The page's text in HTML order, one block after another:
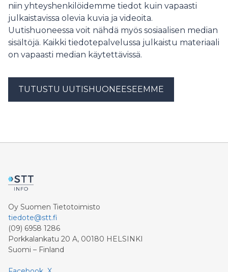
niin yhteyshenkilöidemme tiedot kuin vapaasti
julkaistavissa olevia kuvia ja videoita.
Uutishuoneessa voit nähdä myös sosiaalisen median
sisältöjä. Kaikki tiedotepalvelussa julkaistu materiaali
on vapaasti median käytettävissä.
TUTUSTU UUTISHUONEESEEMME
Oy Suomen Tietotoimisto
tiedote@stt.fi
(09) 6958 1286
Porkkalankatu 20 A, 00180 HELSINKI
Suomi – Finland